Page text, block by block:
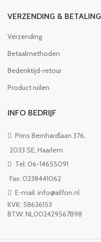
VERZENDING & BETALING
Verzending
Betaalmethoden
Bedenktijd-retour
Product ruilen
INFO BEDRIJF
Prins Bernhardlaan 376,
2033 SE, Haarlem
Tel: 06-14655091
Fax: 0238441062
E-mail: info@ailfon.nl
KVK: 58636153
BTW: NL002429567B98